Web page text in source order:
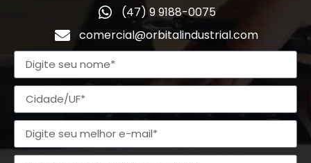
(47) 9 9188-0075
comercial@orbitalindustrial.com